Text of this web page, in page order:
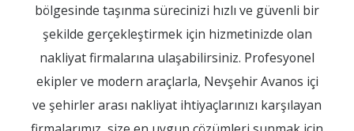
bölgesinde taşınma sürecinizi hızlı ve güvenli bir
şekilde gerçekleştirmek için hizmetinizde olan
nakliyat firmalarına ulaşabilirsiniz. Profesyonel
ekipler ve modern araçlarla, Nevşehir Avanos içi
ve şehirler arası nakliyat ihtiyaçlarınızı karşılayan